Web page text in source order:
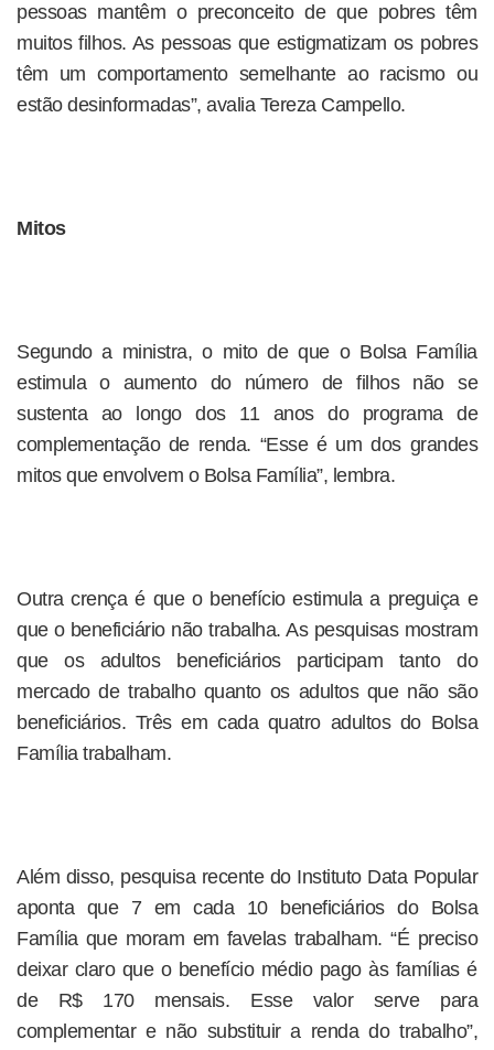
pessoas mantêm o preconceito de que pobres têm
muitos filhos. As pessoas que estigmatizam os pobres
têm um comportamento semelhante ao racismo ou
estão desinformadas”, avalia Tereza Campello.
Mitos
Segundo a ministra, o mito de que o Bolsa Família
estimula o aumento do número de filhos não se
sustenta ao longo dos 11 anos do programa de
complementação de renda. “Esse é um dos grandes
mitos que envolvem o Bolsa Família”, lembra.
Outra crença é que o benefício estimula a preguiça e
que o beneficiário não trabalha. As pesquisas mostram
que os adultos beneficiários participam tanto do
mercado de trabalho quanto os adultos que não são
beneficiários. Três em cada quatro adultos do Bolsa
Família trabalham.
Além disso, pesquisa recente do Instituto Data Popular
aponta que 7 em cada 10 beneficiários do Bolsa
Família que moram em favelas trabalham. “É preciso
deixar claro que o benefício médio pago às famílias é
de R$ 170 mensais. Esse valor serve para
complementar e não substituir a renda do trabalho”,